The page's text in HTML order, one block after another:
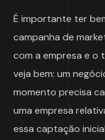
É importante ter
campanha de
com a empresa e o
veja bem: um
momento precisa
uma empresa
essa captação